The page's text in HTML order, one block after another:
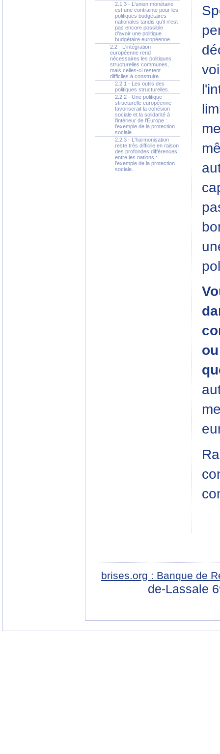
2.1.3 - L'union monétaire
est une contrainte pour les
politiques budgétaires
nationales tandis qu'il n'est
pas encore possible
d'avoir une politique
budgétaire européenne.
2.2 - L'intégration
européenne rend
nécessaires les politiques
structurelles communes,
mais celles-ci restent
difficiles à construire.
2.2.1 - Les outils des
politiques structurelles.
2.2.2 - Une politique
structurelle européenne
favoriserait la cohésion
sociale et la solidarité à
l'intérieur de l'Europe :
l'exemple de la protection
sociale.
2.2.3 - L'harmonisation
reste très difficile en raison
des profondes différences
entre les nations :
l'exemple de la protection
sociale.
brises.org : Banque de
de-Lassale